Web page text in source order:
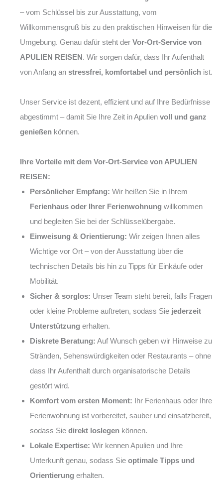
– vom Schlüssel bis zur Ausstattung, vom
Willkommensgruß bis zu den praktischen Hinweisen für die
Umgebung. Genau dafür steht der Vor-Ort-Service von
APULIEN REISEN. Wir sorgen dafür, dass Ihr Aufenthalt
von Anfang an stressfrei, komfortabel und persönlich ist.
Unser Service ist dezent, effizient und auf Ihre Bedürfnisse
abgestimmt – damit Sie Ihre Zeit in Apulien voll und ganz
genießen können.
Ihre Vorteile mit dem Vor-Ort-Service von APULIEN
REISEN:
Persönlicher Empfang: Wir heißen Sie in Ihrem
Ferienhaus oder Ihrer Ferienwohnung willkommen
und begleiten Sie bei der Schlüsselübergabe.
Einweisung & Orientierung: Wir zeigen Ihnen alles
Wichtige vor Ort – von der Ausstattung über die
technischen Details bis hin zu Tipps für Einkäufe oder
Mobilität.
Sicher & sorglos: Unser Team steht bereit, falls Fragen
oder kleine Probleme auftreten, sodass Sie jederzeit
Unterstützung erhalten.
Diskrete Beratung: Auf Wunsch geben wir Hinweise zu
Stränden, Sehenswürdigkeiten oder Restaurants – ohne
dass Ihr Aufenthalt durch organisatorische Details
gestört wird.
Komfort vom ersten Moment: Ihr Ferienhaus oder Ihre
Ferienwohnung ist vorbereitet, sauber und einsatzbereit,
sodass Sie direkt loslegen können.
Lokale Expertise: Wir kennen Apulien und Ihre
Unterkunft genau, sodass Sie optimale Tipps und
Orientierung erhalten.